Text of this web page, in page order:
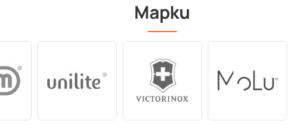
Марки